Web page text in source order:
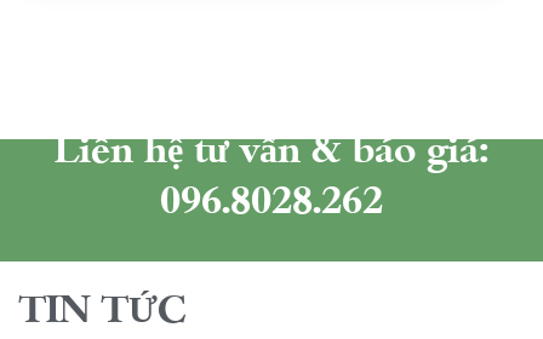
Liên hệ tư vấn & báo giá:
096.8028.262
TIN TỨC